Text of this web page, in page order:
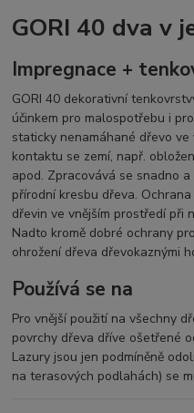
GORI 40 dva v
Impregnace +
GORI 40 dekorativní
účinkem pro malospotřebu i
staticky nenamáhané dřevo
kontaktu se zemí, např.
apod. Zpracovává se snadno
přírodní kresbu dřeva.
dřevin ve vnějším prostředí při
Nadto kromě dobré ochrany
ohrožení dřeva dřevokaznými
Používá se na
Pro vnější použití na všechny
povrchy dřeva dříve ošetřené
Lazury jsou jen podmíněně
na terasových podlahách) se